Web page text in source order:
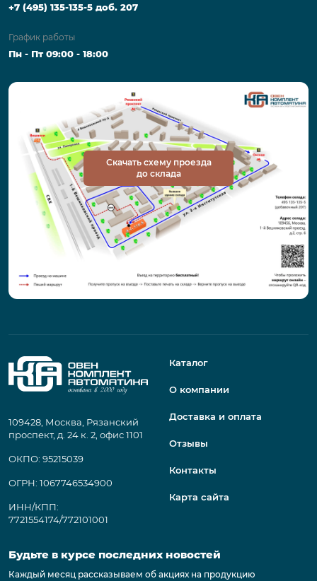
+7 (495) 135-135-5 доб. 207
График работы
Пн - Пт 09:00 - 18:00
Скачать схему проезда
до склада
109428, Москва, Рязанский
проспект, д. 24 к. 2, офис 1101
ОКПО: 95215039
ОГРН: 1067746534900
ИНН/КПП:
7721554174/772101001
Каталог
О компании
Доставка и оплата
Отзывы
Контакты
Карта сайта
Будьте в курсе последних новостей
Каждый месяц рассказываем об акциях на продукцию